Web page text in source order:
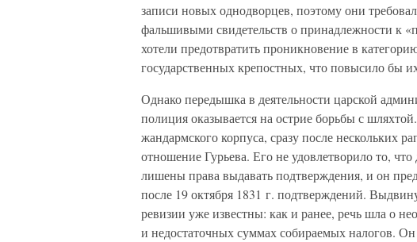
записи новых однодворцев, поэтому они
фальшивыми свидетельств о принадлежности к
хотели предотвратить проникновение в
государственных крепостных, что повысило бы
Однако передышка в деятельности царской
полиция оказывается на острие борьбы с
жандармского корпуса, сразу после нескольких
отношение Гурьева. Его не удовлетворило то,
лишены права выдавать подтверждения, и он
после 19 октября 1831 г. подтверждений.
ревизии уже известны: как и ранее, речь шла о
и недостаточных суммах собираемых налогов.